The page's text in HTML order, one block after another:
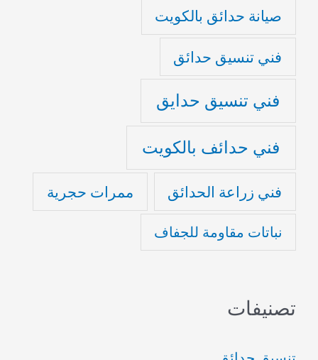
صيانة حدائق بالكويت
فني تنسيق حدائق
فني تنسيق حدايق
فني حدائف بالكويت
فني زراعة الحدائق ممرات حجرية
نباتات مقاومة للجفاف
تصنيفات